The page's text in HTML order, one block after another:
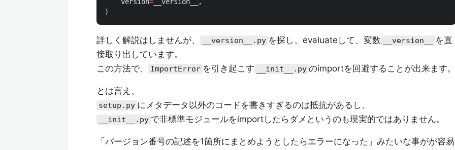
)
詳しく解説はしませんが、 __version__.py を探し、evaluateして、変数 __version__
を直
接取り出しています。
この方法で、
ImportError を引き起こす __init__.py のimportを回避することが出来ます
とは言え、
setup.py にメタデータ以外のコードを書きすぎるのは抵抗があるし、
__init__.py で非標準モジュールをimportしたらダメというのも現実的ではありません。
「バージョン番号の記述を1箇所にまとめようとしたらエラーになった」みたいな事がが容易